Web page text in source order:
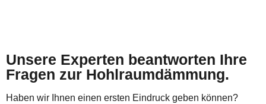
Unsere Experten beantworten Ihre
Fragen zur Hohlraumdämmung.
Haben wir Ihnen einen ersten Eindruck geben können?